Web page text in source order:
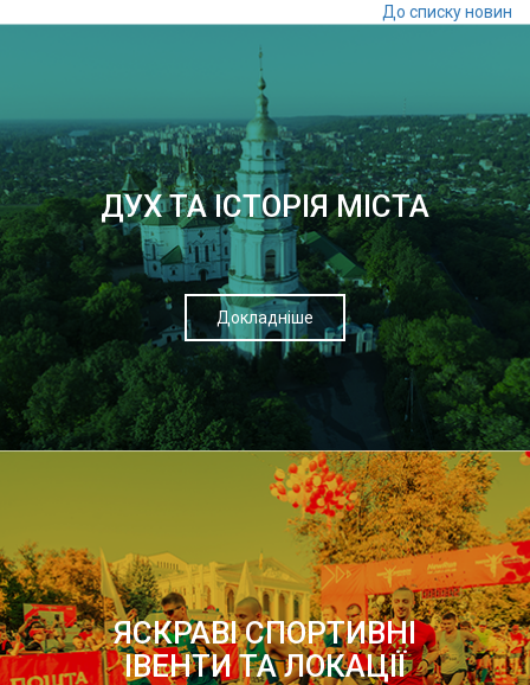
До списку новин
ДУХ ТА ІСТОРІЯ МІСТА
Докладніше
ЯСКРАВІ СПОРТИВНІ
ІВЕНТИ ТА ЛОКАЦІЇ